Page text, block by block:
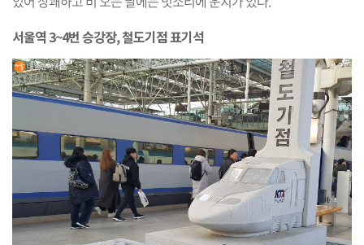
서울역 3~4번 승강장,철도기점 표기석